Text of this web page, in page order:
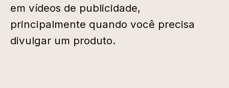
em vídeos de publicidade,
principalmente quando você precisa
divulgar um produto.